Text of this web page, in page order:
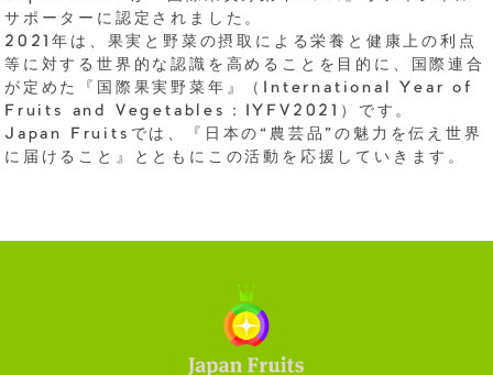
サポーターに認定されました。
2021年は、果実と野菜の摂取による栄養と健康上の利点
等に対する世界的な認識を高めることを目的に、国際連合
が定めた『国際果実野菜年』（International Year of
Fruits and Vegetables：IYFV2021）です。
Japan Fruitsでは、『日本の“農芸品”の魅力を伝え世界
に届けること』とともにこの活動を応援していきます。